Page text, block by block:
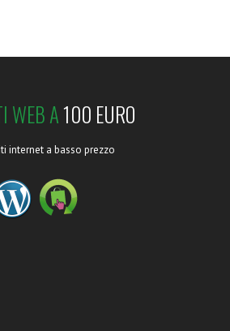
WEB A100 EURO
internet a basso prezzo